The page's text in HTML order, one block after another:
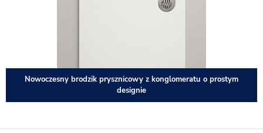
Nowoczesny brodzik prysznicowy z konglomeratu o prostym
designie